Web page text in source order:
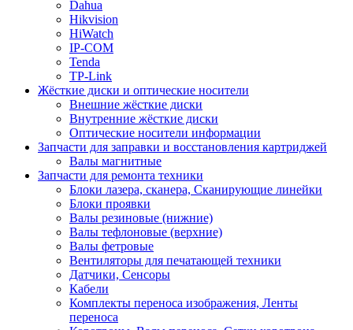
Dahua
Hikvision
HiWatch
IP-COM
Tenda
TP-Link
Жёсткие диски и оптические носители
Внешние жёсткие диски
Внутренние жёсткие диски
Оптические носители информации
Запчасти для заправки и восстановления картриджей
Валы магнитные
Запчасти для ремонта техники
Блоки лазера, сканера, Сканирующие линейки
Блоки проявки
Валы резиновые (нижние)
Валы тефлоновые (верхние)
Валы фетровые
Вентиляторы для печатающей техники
Датчики, Сенсоры
Кабели
Комплекты переноса изображения, Ленты
переноса